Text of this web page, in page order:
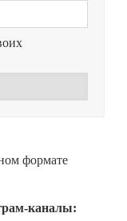
формате
каналы: